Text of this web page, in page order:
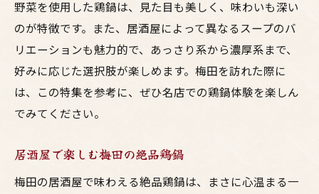
野菜を使用した鶏鍋は、見た目も美しく、味わいも深い
のが特徴です。また、居酒屋によって異なるスープのバ
リエーションも魅力的で、あっさり系から濃厚系まで、
好みに応じた選択肢が楽しめます。梅田を訪れた際に
は、この特集を参考に、ぜひ名店での鶏鍋体験を楽しん
でみてください。
居酒屋で楽しむ梅田の絶品鶏鍋
梅田の居酒屋で味わえる絶品鶏鍋は、まさに心温まる一